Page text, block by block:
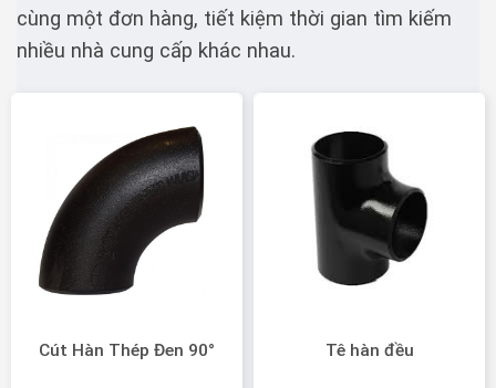
cùng một đơn hàng, tiết kiệm thời gian tìm kiếm
nhiều nhà cung cấp khác nhau.
Cút Hàn Thép Đen 90° Tê hàn đều